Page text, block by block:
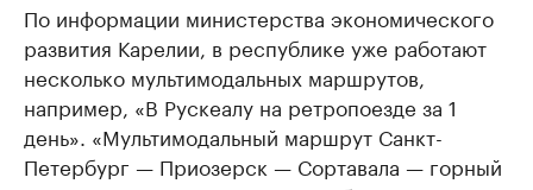
По информации министерства экономического
развития Карелии, в республике уже работают
несколько мультимодальных маршрутов,
например, «В Рускеалу на ретропоезде за 1
день». «Мультимодальный маршрут Санкт-
Петербург — Приозерск — Сортавала — горный